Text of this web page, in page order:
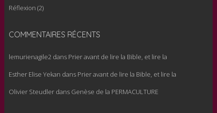
Réflexion (2)
COMMENTAIRES RÉCENTS
lemurienagile2dans Prier avant de lire la Bible, et lire la
Esther Elise Yekan dans Prier avant de lire la Bible, et lire la
Olivier Steudlerdans Genèse de la PERMACULTURE